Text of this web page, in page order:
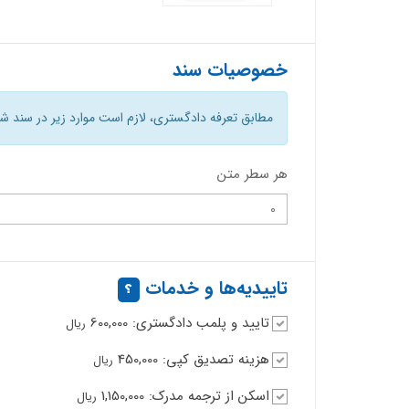
خصوصیات سند
مطابق تعرفه دادگستری، لازم است موارد زیر در سند
هر سطر متن
تاییدیه‌ها و خدمات
تایید و پلمب دادگستری: 600,000 ریال
هزینه تصدیق کپی: 450,000 ریال
اسکن از ترجمه مدرک: 1,150,000 ریال